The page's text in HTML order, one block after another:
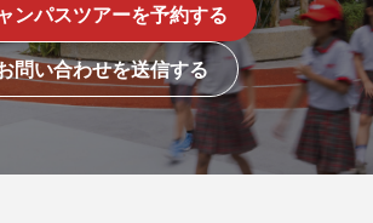
ンパスツアーを予約する
問い合わせを送信する